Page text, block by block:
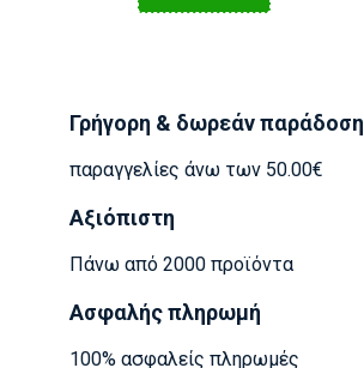
Γρήγορη & δωρεάν παράδοση
παραγγελίες άνω των 50.00€
Αξιόπιστη
Πάνω από 2000 προϊόντα
Ασφαλής πληρωμή
100% ασφαλείς πληρωμές